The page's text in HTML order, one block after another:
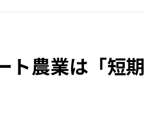
ト農業は「短